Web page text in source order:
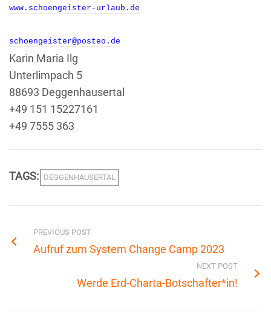
www.schoengeister-urlaub.de
schoengeister@posteo.de
Karin Maria Ilg
Unterlimpach 5
88693 Deggenhausertal
+49 151 15227161
+49 7555 363
TAGS: DEGGENHAUSERTAL
PREVIOUS POST
Aufruf zum System Change Camp 2023
NEXT POST
Werde Erd-Charta-Botschafter*in!